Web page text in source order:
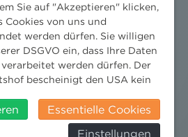
Nachrichten
News aktuell
3 Minuten Umweltrecht
Sie auf "Akzeptieren" klicken,
Cookies von uns und
werden dürfen. Sie willigen
DSGVO ein, dass Ihre Daten
werden dürfen. Der
bescheinigt den USA kein
dass ihre Daten durch US-
und zu
Essentielle Cookies
Einstellungen